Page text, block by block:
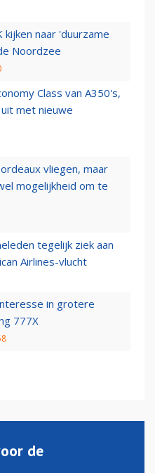
kijken naar 'duurzame
Noordzee
Class van A350's,
met nieuwe
vliegen, maar
mogelijkheid om te
tegelijk ziek aan
Airlines-vlucht
in grotere
777X
de